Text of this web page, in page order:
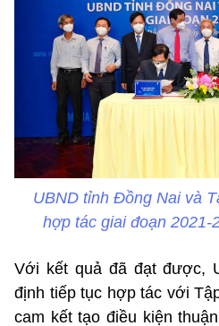
UBND tỉnh Đồng Nai và
hợp tác giai đoạn 2021-
Với kết quả đã đạt được,
định tiếp tục hợp tác với
cam kết tạo điều kiện